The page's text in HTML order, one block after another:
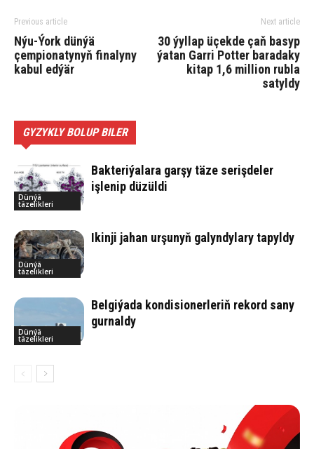
Previous article
Nýu-Ýork dünýä
çempionatynyň finalyny
kabul edýär
Next article
30 ýyllap üçekde çaň basyp
ýatan Garri Potter baradaky
kitap 1,6 million rubla
satyldy
GYZYKLY BOLUP BILER
Dünýä
täzelikleri
Bakteriýalara garşy täze serişdeler
işlenip düzüldi
Dünýä
täzelikleri
Ikinji jahan urşunyň galyndylary tapyldy
Dünýä
täzelikleri
Belgiýada kondisionerleriň rekord sany
gurnaldy